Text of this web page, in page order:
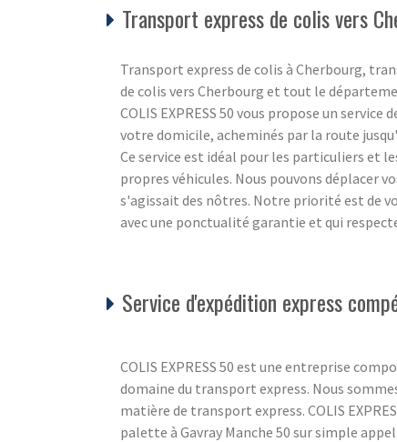
Transport express de colis vers
Transport express de colis à Cherbourg,
de colis vers Cherbourg et tout le
COLIS EXPRESS 50 vous propose un
votre domicile, acheminés par la route
Ce service est idéal pour les particuliers et
propres véhicules. Nous pouvons déplacer
s'agissait des nôtres. Notre priorité est de
avec une ponctualité garantie et qui
Service d'expédition express
COLIS EXPRESS 50 est une entreprise
domaine du transport express. Nous
matière de transport express. COLIS
palette à Gavray Manche 50 sur simple